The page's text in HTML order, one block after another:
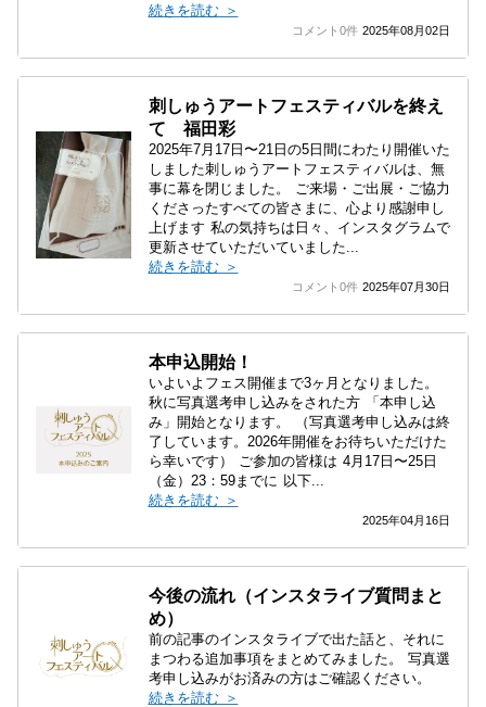
続きを読む ＞
コメント0件 2025年08月02日
刺しゅうアートフェスティバルを終え
て 福田彩
2025年7月17日〜21日の5日間にわたり開催いた
しました刺しゅうアートフェスティバルは、無
事に幕を閉じました。 ご来場・ご出展・ご協力
くださったすべての皆さまに、心より感謝申し
上げます 私の気持ちは日々、インスタグラムで
更新させていただいていました...
続きを読む ＞
コメント0件 2025年07月30日
本申込開始！
いよいよフェス開催まで3ヶ月となりました。
秋に写真選考申し込みをされた方 「本申し込
み」開始となります。 （写真選考申し込みは終
了しています。2026年開催をお待ちいただけた
ら幸いです） ご参加の皆様は 4月17日〜25日
（金）23：59までに 以下...
続きを読む ＞
2025年04月16日
今後の流れ（インスタライブ質問まと
め）
前の記事のインスタライブで出た話と、それに
まつわる追加事項をまとめてみました。 写真選
考申し込みがお済みの方はご確認ください。
続きを読む ＞